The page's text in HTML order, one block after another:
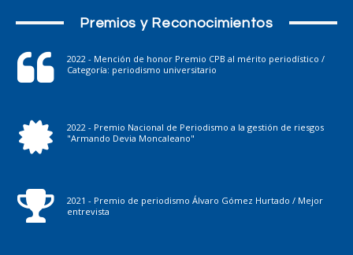
Premios y Reconocimientos
2022 - Mención de honor Premio CPB al mérito periodístico /
Categoría: periodismo universitario
2022 - Premio Nacional de Periodismo a la gestión de riesgos
"Armando Devia Moncaleano"
2021 - Premio de periodismo Álvaro Gómez Hurtado / Mejor
entrevista